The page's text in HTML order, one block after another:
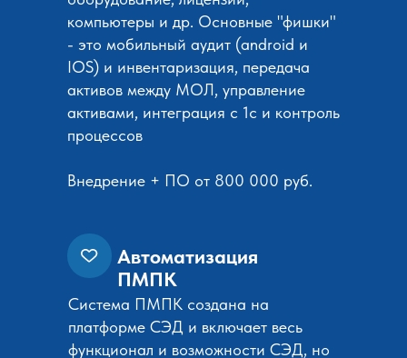
Автоматизация
ПМПК
Система ПМПК создана на
платформе СЭД и включает весь
функционал и возможности СЭД, но
компьютеры и др. Основные "фишки"
- это мобильный аудит (android и
IOS) и инвентаризация, передача
активов между МОЛ, управление
активами, интеграция с 1с и контроль
процессов
Внедрение + ПО от 800 000 руб.